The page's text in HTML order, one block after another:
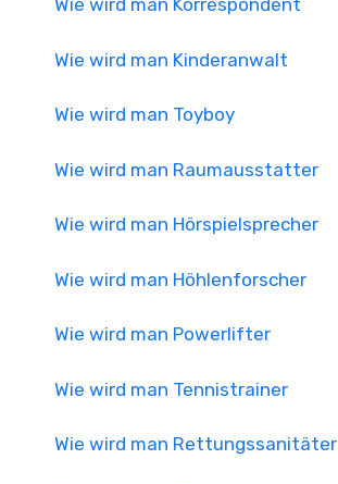
Wie wird man Korrespondent
Wie wird man Kinderanwalt
Wie wird man Toyboy
Wie wird man Raumausstatter
Wie wird man Hörspielsprecher
Wie wird man Höhlenforscher
Wie wird man Powerlifter
Wie wird man Tennistrainer
Wie wird man Rettungssanitäter